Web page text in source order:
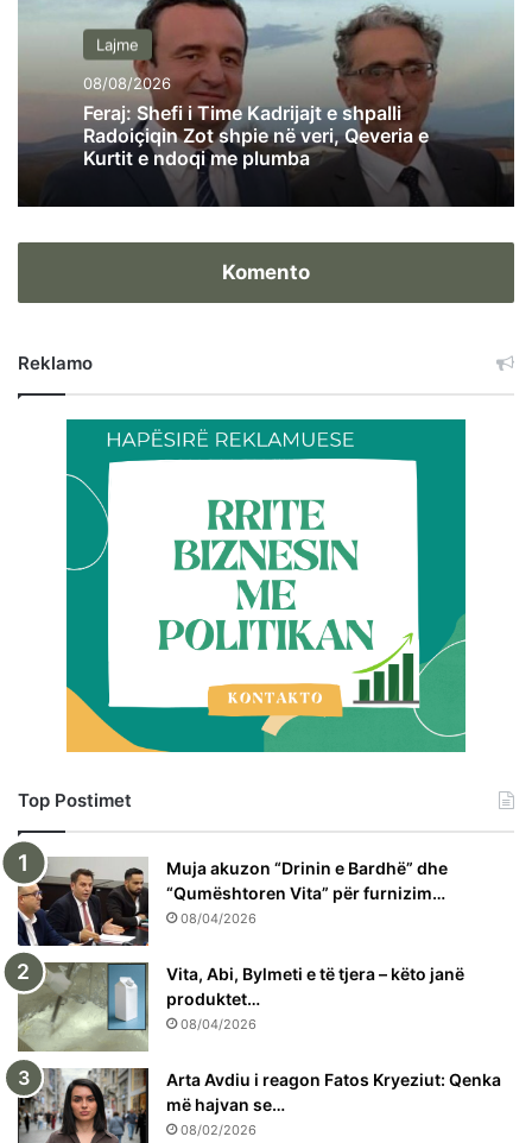
Lajme
08/08/2026
Feraj: Shefi i Time Kadrijajt e shpalli
Radoiçiqin Zot shpie në veri, Qeveria e
Kurtit e ndoqi me plumba
Komento
Reklamo
Top Postimet
Muja akuzon “Drinin e Bardhë” dhe
“Qumështoren Vita” për furnizim…
08/04/2026
Vita, Abi, Bylmeti e të tjera – këto janë
produktet…
08/04/2026
Arta Avdiu i reagon Fatos Kryeziut: Qenka
më hajvan se…
08/02/2026